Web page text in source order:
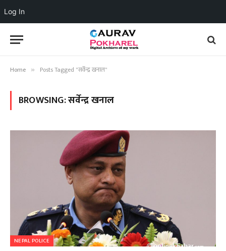
Log In
Home » Posts Tagged "सर्वेन्द्र खनाल"
BROWSING:सर्वेन्द्र खनाल
NEPAL POLICE